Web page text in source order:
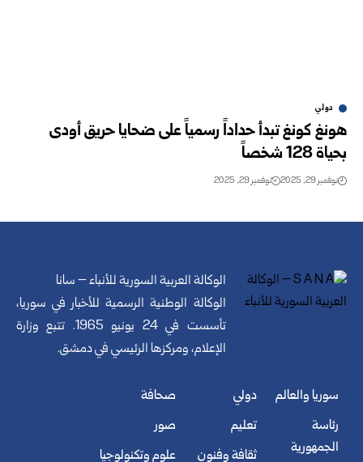
دولي
هونغ كونغ تبدأ حداداً رسمياً على ضحايا حريق أودى
بحياة 128 شخصاً
نوفمبر 29, 2025 نوفمبر 29, 2025
الوكالة العربية السورية للأنباء – سانا
الوكالة الوطنية الرسمية للأخبار في سوريا،
تأسست في 24 يونيو 1965. تتبع وزارة
الإعلام، ومركزها الرئيسي في دمشق.
سوريا والعالم
رئاسة
الجمهورية
دولي
تعليم
ثقافة وفنون
صحافة
صور
علوم وتكنولوجيا